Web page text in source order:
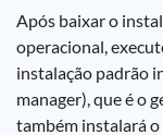
Após baixar o
operacional,
instalação padrão
manager), que é o
também instalará